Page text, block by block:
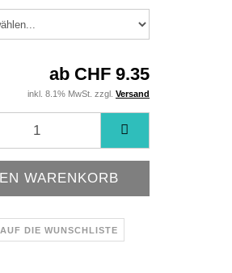
ab CHF 9.35
inkl. 8.1% MwSt. zzgl. Versand
AUF DIE WUNSCHLISTE